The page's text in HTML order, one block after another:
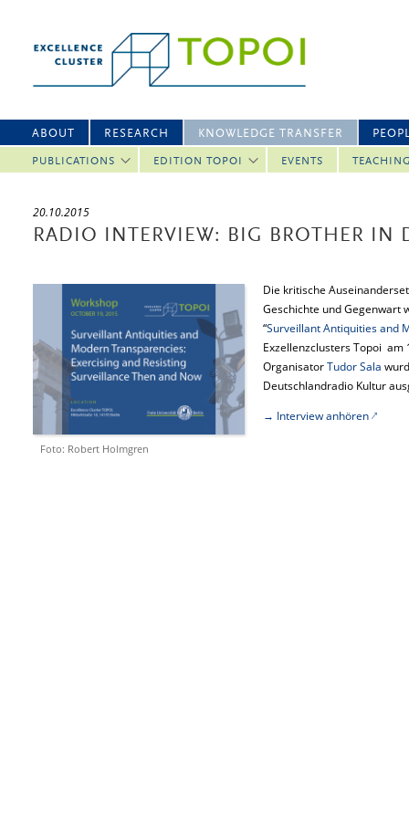
ABOUT RESEARCH KNOWLEDGE TRANSFER
PUBLICATIONS EDITION TOPOI EVENTS
20.10.2015
RADIO INTERVIEW: BIG BROTHER IN
Foto: Robert Holmgren
Die kritische
Geschichte und Gegenwart
“Surveillant Antiquities and
Exzellenzclusters Topoi am
OrganisatorTudor Sala
Deutschlandradio Kultur
→ Interview anhören